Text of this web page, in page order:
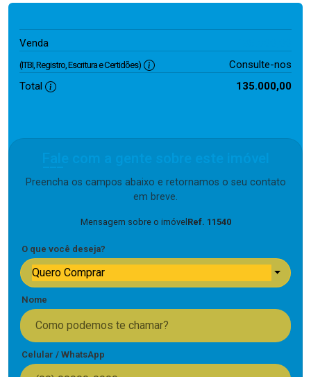
Venda
(ITBI, Registro, Escritura e Certidões)
Consulte-nos
Total
135.000,00
Preencha os campos abaixo e retornamos o seu contato
em breve.
Mensagem sobre o imóvel Ref. 11540
O que você deseja?
Quero Comprar
Nome
Celular / WhatsApp